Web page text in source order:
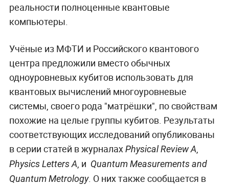
реальности полноценные квантовые
компьютеры.
Учёные из МФТИ и Российского квантового
центра предложили вместо обычных
одноуровневых кубитов использовать для
квантовых вычислений многоуровневые
системы, своего рода "матрёшки", по свойствам
похожие на целые группы кубитов. Результаты
соответствующих исследований опубликованы
в серии статей в журналахPhysical Review A,
Physics Letters A, и Quantum Measurements and
Quantum Metrology. О них также сообщается в